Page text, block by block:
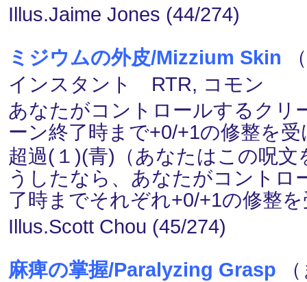
Illus.Jaime Jones (44/274)
ミジウムの外皮/Mizzium Skin
インスタント RTR, コモン
あなたがコントロールするクリ
ーン終了時まで+0/+1の修整を
超過(１)(青)（あなたはこの呪
うしたなら、あなたがコントロ
了時までそれぞれ+0/+1の修整
Illus.Scott Chou (45/274)
麻痺の掌握/Paralyzing Grasp